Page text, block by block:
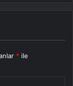
* ile